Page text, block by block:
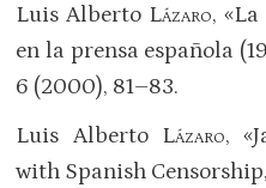
Luis Alberto Lázaro, «La
en la prensa española
6 (2000), 81–83.
Luis Alberto Lázaro,
with Spanish